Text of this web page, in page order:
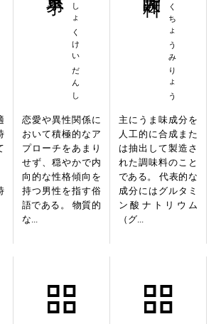
そうしょくけいだんし
恋愛や異性関係に
おいて積極的なア
プローチをあまり
せず、穏やかで内
向的な性格傾向を
持つ男性を指す俗
語である。 物質的
な...
かがくちょうみりょう
主にうま味成分を
人工的に合成また
は抽出して製造さ
れた調味料のこと
である。 代表的な
成分にはグルタミ
ン酸ナトリウム
（グ...